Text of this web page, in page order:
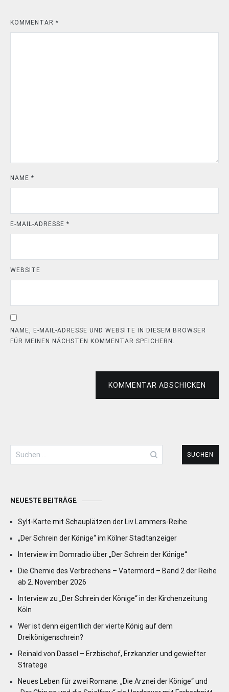
KOMMENTAR *
NAME *
E-MAIL-ADRESSE *
WEBSITE
NAME, E-MAIL-ADRESSE UND WEBSITE IN DIESEM BROWSER
FÜR MEINEN NÄCHSTEN KOMMENTAR SPEICHERN.
KOMMENTAR ABSCHICKEN
Suchen
nach:
NEUESTE BEITRÄGE
Sylt-Karte mit Schauplätzen der Liv Lammers-Reihe
„Der Schrein der Könige“ im Kölner Stadtanzeiger
Interview im Domradio über „Der Schrein der Könige“
Die Chemie des Verbrechens – Vatermord – Band 2 der Reihe
ab 2. November 2026
Interview zu „Der Schrein der Könige“ in der Kirchenzeitung
Köln
Wer ist denn eigentlich der vierte König auf dem
Dreikönigenschrein?
Reinald von Dassel – Erzbischof, Erzkanzler und gewiefter
Stratege
Neues Leben für zwei Romane: „Die Arznei der Könige“ und